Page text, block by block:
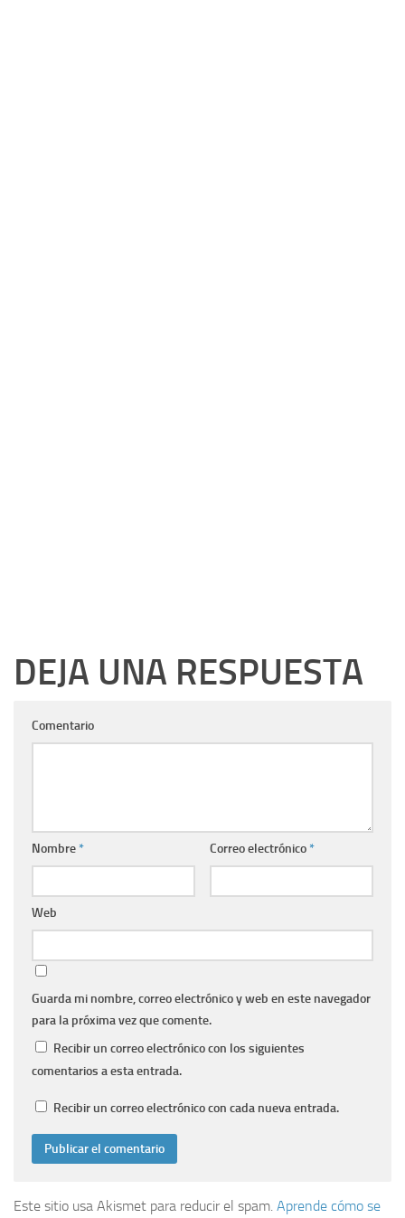
DEJA UNA RESPUESTA
Comentario
Nombre* Correo electrónico*
Web
Guarda mi nombre, correo electrónico y web en este navegador
para la próxima vez que comente.
Recibir un correo electrónico con los siguientes
comentarios a esta entrada.
Recibir un correo electrónico con cada nueva entrada.
Este sitio usa Akismet para reducir el spam. Aprende cómo se